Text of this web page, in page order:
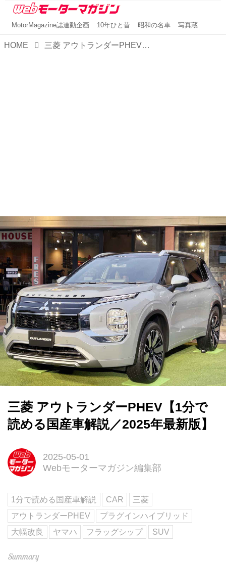
MotorMagazine誌連動企画 10年ひと昔 昭和の名車 写真蔵
HOME 三菱 アウトランダーPHEV【1分で読める国産車解説／2025年最新版】
三菱 アウトランダーPHEV【1分で
読める国産車解説／2025年最新版】
2025-05-01
Webモーターマガジン編集部
1分で読める国産車解説 CAR
三菱
アウトランダーPHEV
プラグインハイブリッド
大幅改良
ヤマハ フラッグシップ SUV